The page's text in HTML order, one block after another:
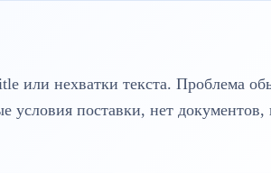
или нехватки текста. Проблема
условия поставки, нет документов,